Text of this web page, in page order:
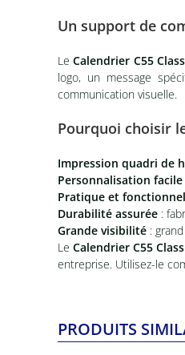
Un support de
LeCalendrier C55
logo, un message
communication visuelle.
Pourquoi choisir
Impression quadri de
Personnalisation facile
Pratique et fonctionnel
Durabilité assurée :
Grande visibilité :
LeCalendrierC55
entreprise. Utilisez-le
PRODUITS